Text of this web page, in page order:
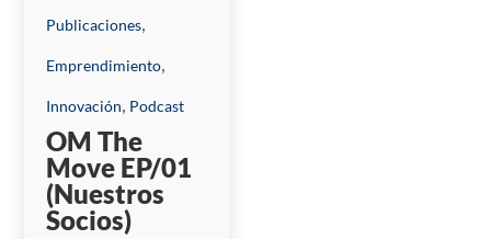
Publicaciones,
Emprendimiento,
Innovación, Podcast
OM The
Move EP/01
(Nuestros
Socios)